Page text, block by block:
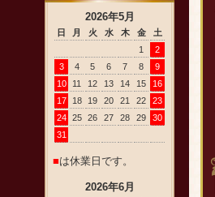
2026年5月
日 月 火 水 木 金
土
1
2
3
4 5 6 7 8
9
10
11 12 13 14 15
16
17
18 19 20 21 22
23
24
25 26 27 28 29
30
31
■は休業日です。
2026年6月